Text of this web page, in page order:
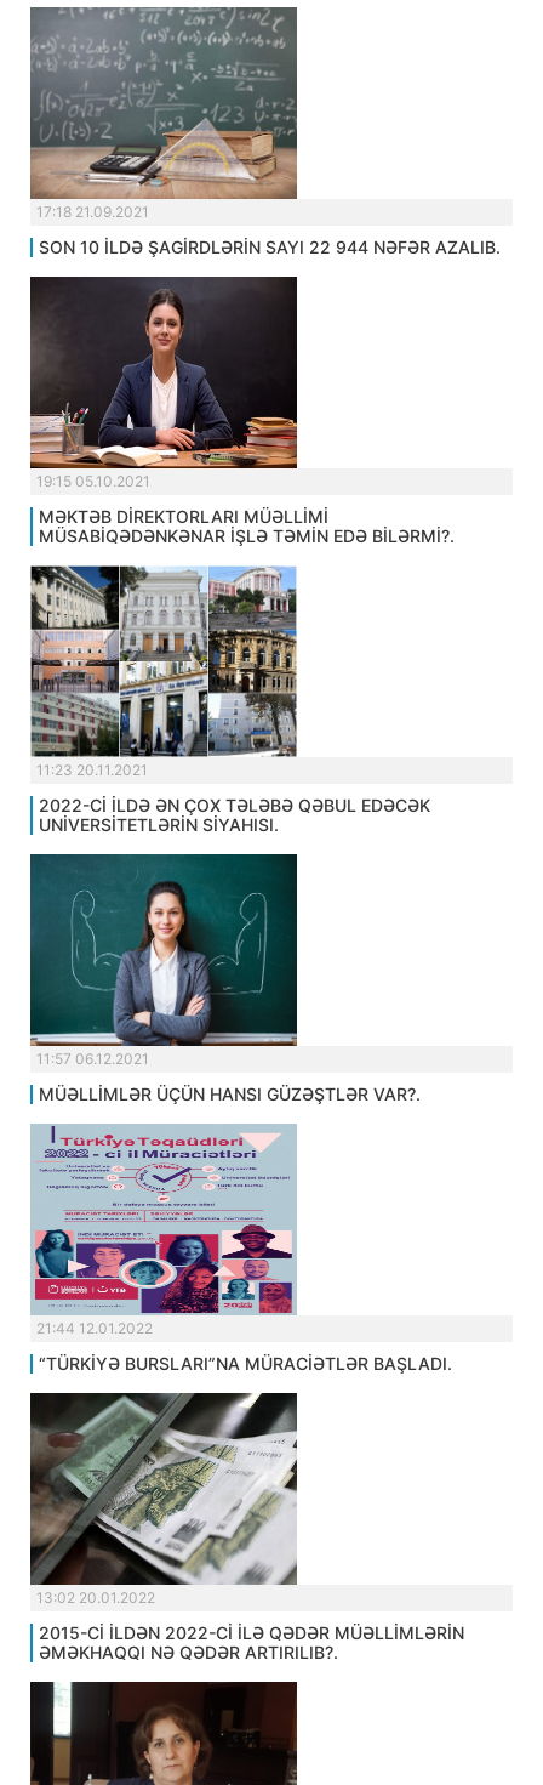
17:18 21.09.2021
SON 10 İLDƏ ŞAGİRDLƏRİN SAYI 22 944 NƏFƏR AZALIB.
19:15 05.10.2021
MƏKTƏB DİREKTORLARI MÜƏLLİMİ
MÜSABİQƏDƏNKƏNAR İŞLƏ TƏMİN EDƏ BİLƏRMİ?.
11:23 20.11.2021
2022-Cİ İLDƏ ƏN ÇOX TƏLƏBƏ QƏBUL EDƏCƏK
UNİVERSİTETLƏRİN SİYAHISI.
11:57 06.12.2021
MÜƏLLİMLƏR ÜÇÜN HANSI GÜZƏŞTLƏR VAR?.
21:44 12.01.2022
“TÜRKİYƏ BURSLARI”NA MÜRACİƏTLƏR BAŞLADI.
13:02 20.01.2022
2015-Cİ İLDƏN 2022-Cİ İLƏ QƏDƏR MÜƏLLİMLƏRİN
ƏMƏKHAQQI NƏ QƏDƏR ARTIRILIB?.